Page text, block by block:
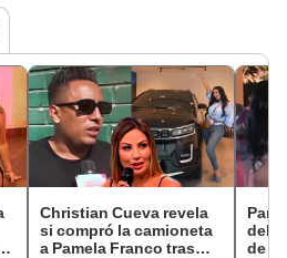
Christian Cueva revela
si compró la camioneta
a Pamela Franco tras
del
de